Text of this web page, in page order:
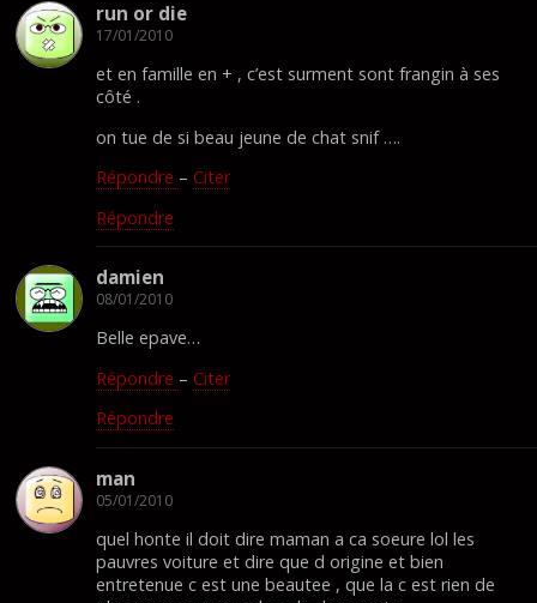
run or die
17/01/2010
et en famille en + , c’est surment sont frangin à ses
côté .
on tue de si beau jeune de chat snif ….
Répondre – Citer
Répondre
damien
08/01/2010
Belle epave…
Répondre – Citer
Répondre
man
05/01/2010
quel honte il doit dire maman a ca soeure lol les
pauvres voiture et dire que d origine et bien
entretenue c est une beautee , que la c est rien de